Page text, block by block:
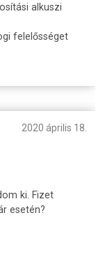
alkuszi
felelősséget
2020 április 18.
ki. Fizet
esetén?